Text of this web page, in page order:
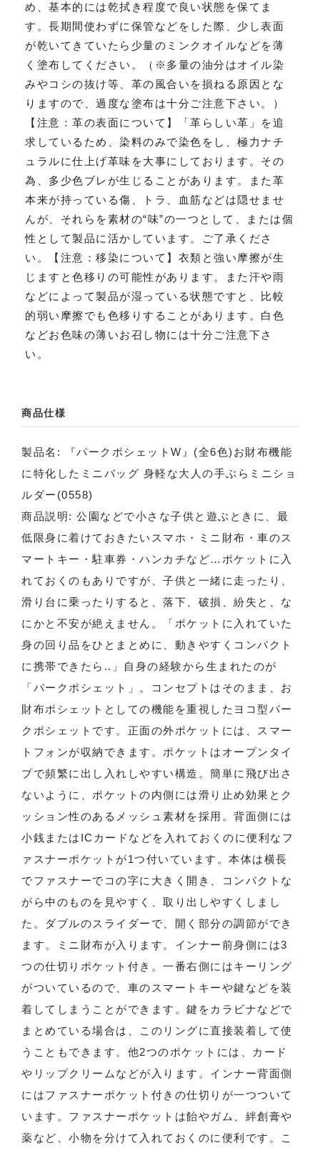
め、基本的には乾拭き程度で良い状態を保てま
す。長期間使わずに保管などをした際、少し表面
が乾いてきていたら少量のミンクオイルなどを薄
く塗布してください。（※多量の油分はオイル染
みやコシの抜け等、革の風合いを損ねる原因とな
りますので、過度な塗布は十分ご注意下さい。）
【注意：革の表面について】「革らしい革」を追
求しているため、染料のみで染色をし、極力ナチ
ュラルに仕上げ革味を大事にしております。その
為、多少色ブレが生じることがあります。また革
本来が持っている傷、トラ、血筋などは隠せませ
んが、それらを素材の“味”の一つとして、または個
性として製品に活かしています。ご了承くださ
い。【注意：移染について】衣類と強い摩擦が生
じますと色移りの可能性があります。また汗や雨
などによって製品が湿っている状態ですと、比較
的弱い摩擦でも色移りすることがあります。白色
などお色味の薄いお召し物には十分ご注意下さ
い。
商品仕様
製品名: 『パークポシェットW』(全6色)お財布機能
に特化したミニバッグ 身軽な大人の手ぶらミニショ
ルダー(0558)
商品説明: 公園などで小さな子供と遊ぶときに、最
低限身に着けておきたいスマホ・ミニ財布・車のス
マートキー・駐車券・ハンカチなど…ポケットに入
れておくのもありですが、子供と一緒に走ったり、
滑り台に乗ったりすると、落下、破損、紛失と、な
にかと不安が絶えません。「ポケットに入れていた
身の回り品をひとまとめに、動きやすくコンパクト
に携帯できたら..」自身の経験から生まれたのが
「パークポシェット」。コンセプトはそのまま、お
財布ポシェットとしての機能を重視したヨコ型パー
クポシェットです。正面の外ポケットには、スマー
トフォンが収納できます。ポケットはオープンタイ
プで頻繁に出し入れしやすい構造。簡単に飛び出さ
ないように、ポケットの内側には滑り止め効果とク
ッション性のあるメッシュ素材を採用。背面側には
小銭またはICカードなどを入れておくのに便利なフ
ァスナーポケットが1つ付いています。本体は横長
でファスナーでコの字に大きく開き、コンパクトな
がら中のものを見やすく、取り出しやすくしまし
た。ダブルのスライダーで、開く部分の調節ができ
ます。ミニ財布が入ります。インナー前身側には3
つの仕切りポケット付き。一番右側にはキーリング
がついているので、車のスマートキーや鍵などを装
着してしまうことができます。鍵をカラビナなどで
まとめている場合は、このリングに直接装着して使
うこともできます。他2つのポケットには、カード
やリップクリームなどが入ります。インナー背面側
にはファスナーポケット付きの仕切りが一つついて
います。ファスナーポケットは飴やガム、絆創膏や
薬など、小物を分けて入れておくのに便利です。こ